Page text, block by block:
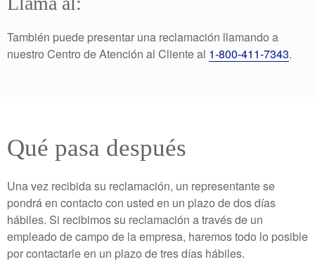
También puede presentar una reclamación llamando a
nuestro Centro de Atención al Cliente al 1-800-411-7343.
Qué pasa después
Una vez recibida su reclamación, un representante se
pondrá en contacto con usted en un plazo de dos días
hábiles. Si recibimos su reclamación a través de un
empleado de campo de la empresa, haremos todo lo posible
por contactarle en un plazo de tres días hábiles.